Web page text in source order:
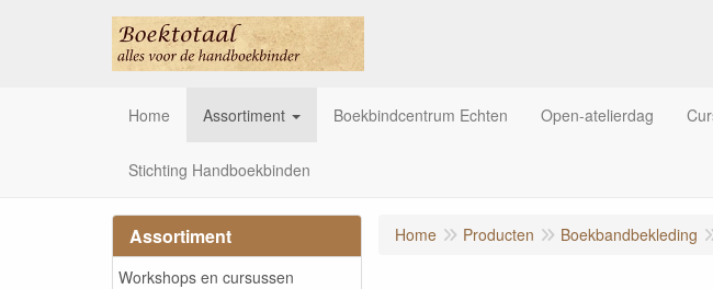
Home Assortiment Boekbindcentrum Echten Open-atelierdag
Stichting Handboekbinden
Assortiment
Workshops en cursussen
Home Producten Boekbandbekleding